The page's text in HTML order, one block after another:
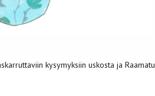
kysymyksiin uskosta ja